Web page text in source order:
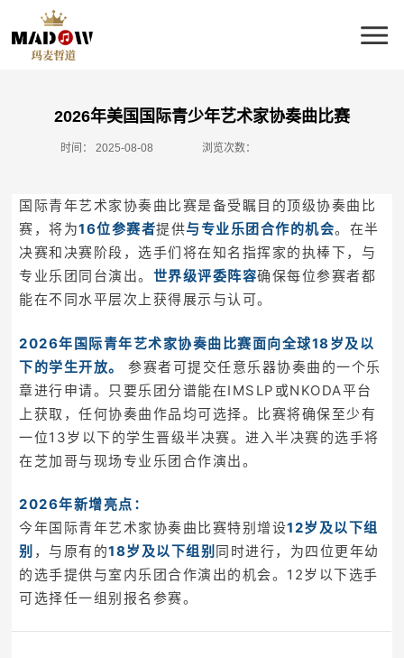
2026年美国国际青少年艺术家协奏曲比赛
时间： 2025-08-08 浏览次数：
国际青年艺术家协奏曲比赛是备受瞩目的顶级协奏曲比
赛，将为16位参赛者提供与专业乐团合作的机会。在半
决赛和决赛阶段，选手们将在知名指挥家的执棒下，与
专业乐团同台演出。 世界级评委阵容确保每位参赛者都
能在不同水平层次上获得展示与认可。
2026年国际青年艺术家协奏曲比赛面向全球18岁及以
下的学生开放。
参赛者可提交任意乐器协奏曲的一个乐
章进行申请。只要乐团分谱能在IMSLP或NKODA平台
上获取，任何协奏曲作品均可选择。比赛将确保至少有
一位13岁以下的学生晋级半决赛。进入半决赛的选手将
在芝加哥与现场专业乐团合作演出。
2026年新增亮点：
今年国际青年艺术家协奏曲比赛特别增设12岁及以下组
别 ，与原有的18岁及以下组别 同时进行，为四位更年幼
的选手提供与室内乐团合作演出的机会。12岁以下选手
可选择任一组别报名参赛。